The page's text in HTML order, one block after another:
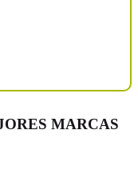
MARCAS